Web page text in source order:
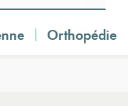
Orthopédie